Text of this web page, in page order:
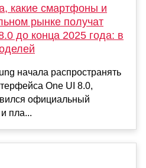
какие смартфоны и
рынке получат
до конца 2025 года: в
начала распространять
One UI 8.0,
официальный
пла...